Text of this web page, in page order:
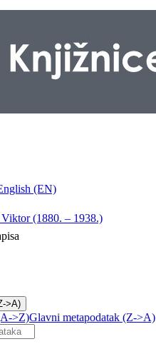
(EN)
(1880. – 1938.)
>A)
>Z)Glavni metapodatak (Z->A)